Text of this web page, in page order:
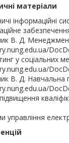
матеріали
інформаційні
В. Д. Менеджмент
у соціальних
В. Д. Навчальна
управління